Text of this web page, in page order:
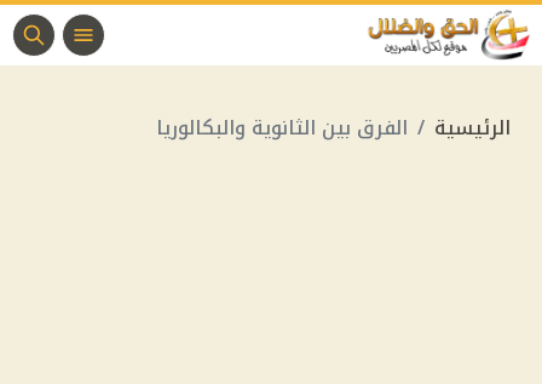
الرئيسية الفرق بين الثانوية والبكالوريا